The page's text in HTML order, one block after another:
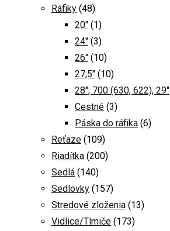
Ráfiky (48)
20" (1)
24" (3)
26" (10)
27,5" (10)
28", 700 (630, 622), 29"
Cestné (3)
Páska do ráfika (6)
Reťaze (109)
Riadítka (200)
Sedlá (140)
Sedlovky (157)
Stredové zloženia (13)
Vidlice/Tlmiče (173)